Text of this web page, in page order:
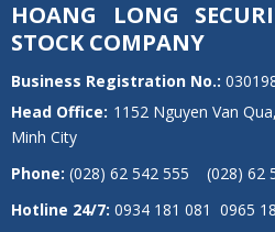
HOANG LONG
STOCK COMPANY
Business Registration No.:
Head Office: 1152 Nguyen Van
Minh City
Phone: (028) 62 542 555 (028) 62
Hotline 24/7: 0934 181 081 0965